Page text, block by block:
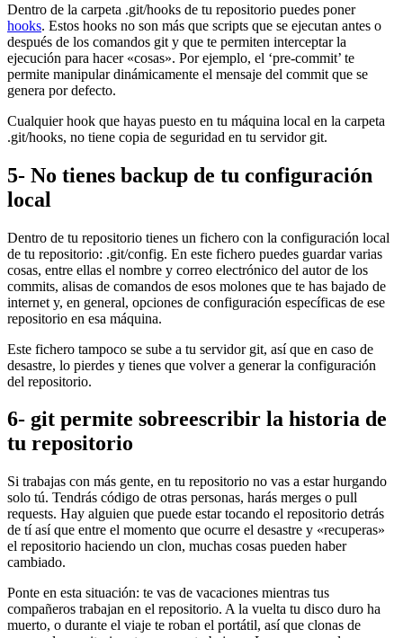
Dentro de la carpeta .git/hooks de tu repositorio puedes poner
hooks. Estos hooks no son más que scripts que se ejecutan antes o
después de los comandos git y que te permiten interceptar la
ejecución para hacer «cosas». Por ejemplo, el ‘pre-commit’ te
permite manipular dinámicamente el mensaje del commit que se
genera por defecto.
Cualquier hook que hayas puesto en tu máquina local en la carpeta
.git/hooks, no tiene copia de seguridad en tu servidor git.
5- No tienes backup de tu configuración
local
Dentro de tu repositorio tienes un fichero con la configuración local
de tu repositorio: .git/config. En este fichero puedes guardar varias
cosas, entre ellas el nombre y correo electrónico del autor de los
commits, alisas de comandos de esos molones que te has bajado de
internet y, en general, opciones de configuración específicas de ese
repositorio en esa máquina.
Este fichero tampoco se sube a tu servidor git, así que en caso de
desastre, lo pierdes y tienes que volver a generar la configuración
del repositorio.
6- git permite sobreescribir la historia de
tu repositorio
Si trabajas con más gente, en tu repositorio no vas a estar hurgando
solo tú. Tendrás código de otras personas, harás merges o pull
requests. Hay alguien que puede estar tocando el repositorio detrás
de tí así que entre el momento que ocurre el desastre y «recuperas»
el repositorio haciendo un clon, muchas cosas pueden haber
cambiado.
Ponte en esta situación: te vas de vacaciones mientras tus
compañeros trabajan en el repositorio. A la vuelta tu disco duro ha
muerto, o durante el viaje te roban el portátil, así que clonas de